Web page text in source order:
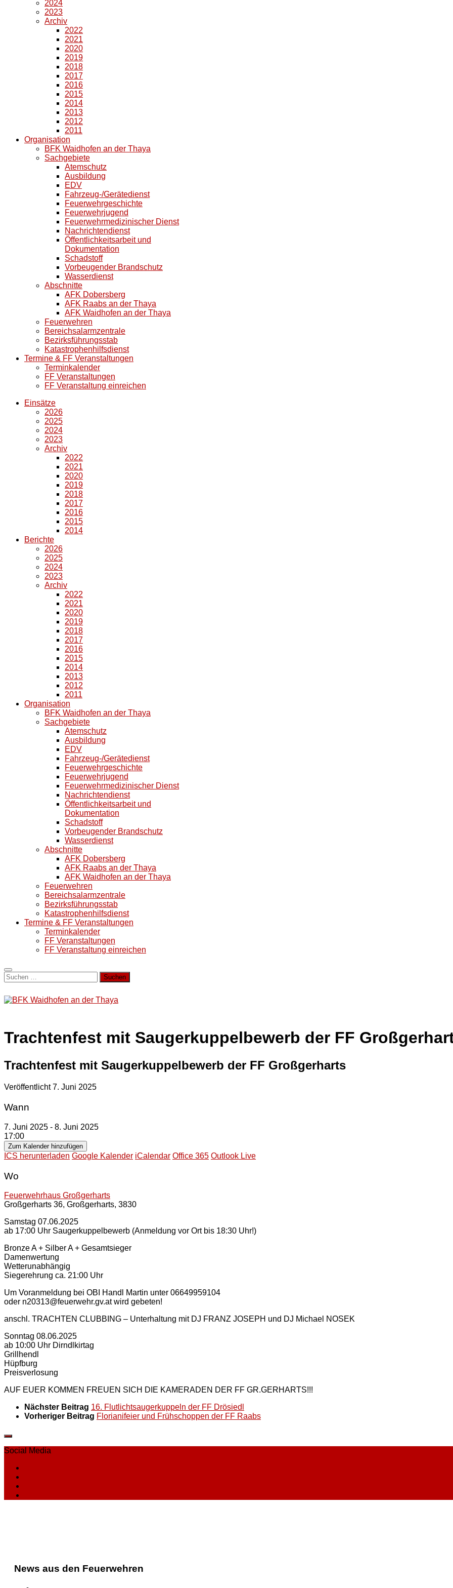
2024
2023
Archiv
2022
2021
2020
2019
2018
2017
2016
2015
2014
2013
2012
2011
Organisation
BFK Waidhofen an der Thaya
Sachgebiete
Atemschutz
Ausbildung
EDV
Fahrzeug-/Gerätedienst
Feuerwehrgeschichte
Feuerwehrjugend
Feuerwehrmedizinischer Dienst
Nachrichtendienst
Öffentlichkeitsarbeit und
Dokumentation
Schadstoff
Vorbeugender Brandschutz
Wasserdienst
Abschnitte
AFK Dobersberg
AFK Raabs an der Thaya
AFK Waidhofen an der Thaya
Feuerwehren
Bereichsalarmzentrale
Bezirksführungsstab
Katastrophenhilfsdienst
Termine & FF Veranstaltungen
Terminkalender
FF Veranstaltungen
FF Veranstaltung einreichen
Einsätze
2026
2025
2024
2023
Archiv
2022
2021
2020
2019
2018
2017
2016
2015
2014
Berichte
2026
2025
2024
2023
Archiv
2022
2021
2020
2019
2018
2017
2016
2015
2014
2013
2012
2011
Organisation
BFK Waidhofen an der Thaya
Sachgebiete
Atemschutz
Ausbildung
EDV
Fahrzeug-/Gerätedienst
Feuerwehrgeschichte
Feuerwehrjugend
Feuerwehrmedizinischer Dienst
Nachrichtendienst
Öffentlichkeitsarbeit und
Dokumentation
Schadstoff
Vorbeugender Brandschutz
Wasserdienst
Abschnitte
AFK Dobersberg
AFK Raabs an der Thaya
AFK Waidhofen an der Thaya
Feuerwehren
Bereichsalarmzentrale
Bezirksführungsstab
Katastrophenhilfsdienst
Termine & FF Veranstaltungen
Terminkalender
FF Veranstaltungen
FF Veranstaltung einreichen
Suchen
nach:
Trachtenfest mit Saugerkuppelbewerb der FF
Trachtenfest mit Saugerkuppelbewerb der FF Großgerharts
Veröffentlicht7. Juni 2025
Wann
7. Juni 2025 - 8. Juni 2025
17:00
Zum Kalender hinzufügen
ICS herunterladen Google Kalender iCalendar Office 365 Outlook Live
Wo
Feuerwehrhaus Großgerharts
Großgerharts 36, Großgerharts, 3830
Samstag 07.06.2025
ab 17:00 Uhr Saugerkuppelbewerb (Anmeldung vor Ort bis 18:30 Uhr!)
Bronze A + Silber A + Gesamtsieger
Damenwertung
Wetterunabhängig
Siegerehrung ca. 21:00 Uhr
Um Voranmeldung bei OBI Handl Martin unter 06649959104
oder n20313@feuerwehr.gv.at wird gebeten!
anschl. TRACHTEN CLUBBING – Unterhaltung mit DJ FRANZ JOSEPH und DJ Michael NOSEK
Sonntag 08.06.2025
ab 10:00 Uhr Dirndlkirtag
Grillhendl
Hüpfburg
Preisverlosung
AUF EUER KOMMEN FREUEN SICH DIE KAMERADEN DER FF GR.GERHARTS!!!
Nächster Beitrag 16. Flutlichtsaugerkuppeln der FF Drösiedl
Vorheriger Beitrag Florianifeier und Frühschoppen der FF Raabs
Social Media
News aus den Feuerwehren